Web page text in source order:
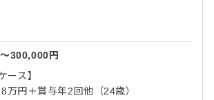
300,000円
ース】
万円＋賞与年2回他（24歳）